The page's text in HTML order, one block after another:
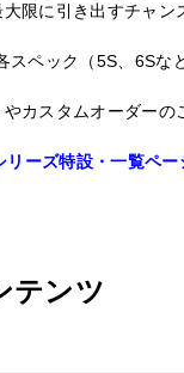
限に引き出すチャン
スペック（5S、6Sな
カスタムオーダーの
リーズ特設・一覧ペー
テンツ